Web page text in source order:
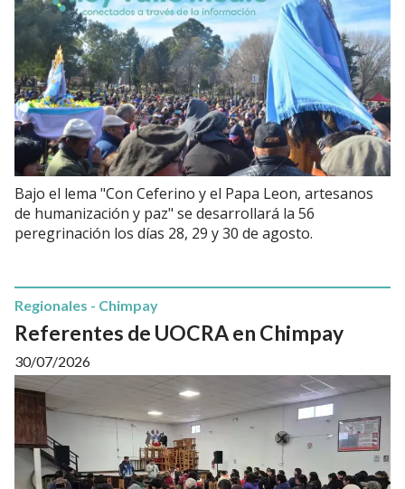
Bajo el lema "Con Ceferino y el Papa Leon, artesanos
de humanización y paz" se desarrollará la 56
peregrinación los días 28, 29 y 30 de agosto.
Referentes de UOCRA en Chimpay
Regionales - Chimpay
30/07/2026